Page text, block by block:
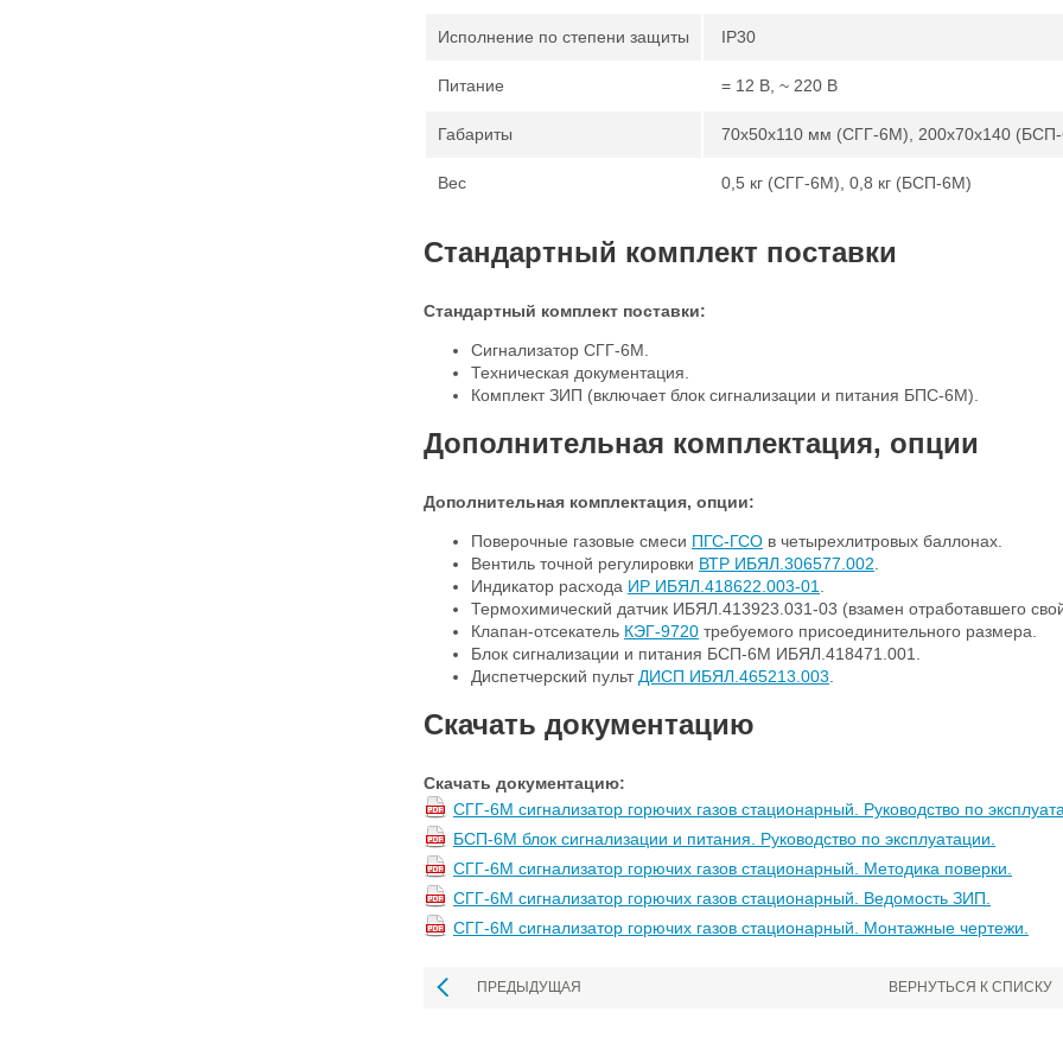
Исполнение по степени защиты IP30
Питание = 12 В, ~ 220 В
Габариты 70х50х110 мм (СГГ-6М), 200х70х140
Вес 0,5 кг (СГГ-6М), 0,8 кг (БСП-6М)
Стандартный комплект поставки
Стандартный комплект поставки:
Сигнализатор СГГ-6М.
Техническая документация.
Комплект ЗИП (включает блок сигнализации и питания БПС-6М).
Дополнительная комплектация, опции
Дополнительная комплектация, опции:
Поверочные газовые смеси ПГС-ГСО в четырехлитровых баллонах.
Вентиль точной регулировки ВТР ИБЯЛ.306577.002
Индикатор расхода ИР ИБЯЛ.418622.003-01
Термохимический датчик ИБЯЛ.413923.031-03 (взамен отработавшего
Клапан-отсекатель КЭГ-9720 требуемого присоединительного размера.
Блок сигнализации и питания БСП-6М ИБЯЛ.418471.001.
Диспетчерский пульт ДИСП ИБЯЛ.465213.003
Скачать документацию
Скачать документацию:
СГГ-6М сигнализатор горючих газов стационарный. Руководство по
БСП-6М блок сигнализации и питания. Руководство по эксплуатации.
СГГ-6М сигнализатор горючих газов стационарный. Методика поверки.
СГГ-6М сигнализатор горючих газов стационарный. Ведомость ЗИП.
СГГ-6М сигнализатор горючих газов стационарный . Монтажные чертежи.
ПРЕДЫДУЩАЯ ВЕРНУТЬСЯ К СПИСКУ